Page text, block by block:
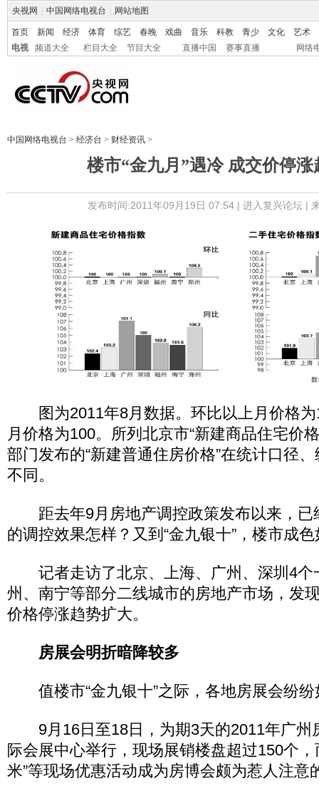
央视网 中国网络电视台 网站地图
首页 新闻 经济 体育 综艺 春晚 戏曲 音乐 科教 青少 文化
艺术
电视
频道大全 栏目大全 节目大全 直播中国 赛事直播 网络
中国网络电视台 > 经济台 > 财经资讯 >
楼市“金九月”遇冷 成交价停涨
发布时间:2011年09月19日 07:54 | 进入复兴论坛|
图为2011年8月数据。环比以上月价格为
月价格为100。所列北京市“新建商品住宅价
部门发布的“新建普通住房价格”在统计口径
不同。
距去年9月房地产调控政策发布以来，已
的调控效果怎样？又到“金九银十”，楼市成
记者走访了北京、上海、广州、深圳4个
州、南宁等部分二线城市的房地产市场，发
价格停涨趋势扩大。
房展会明折暗降较多
值楼市“金九银十”之际，各地房展会纷纷
9月16日至18日，为期3天的2011年广州
际会展中心举行，现场展销楼盘超过150个，
米”等现场优惠活动成为房博会颇为惹人注意